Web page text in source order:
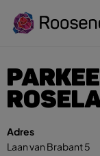
Zoeksuggesties
Adres
Laan van Brabant 5